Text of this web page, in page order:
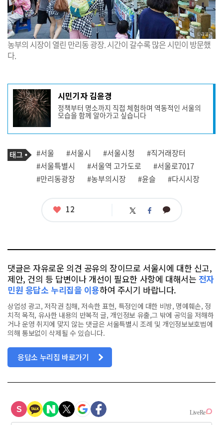
농부의 시장이 열린 만리동 광장. 시간이 갈수록 많은 시민이 방문했
다.
기
사
작
성
자
프
필
시민기자 김윤경
정책부터 명소까지 직접 체험하며 역동적인 서울의
모습을 함께 알아가고 싶습니다
기
사
관
련
태
태
그
#서울 #서울시 #서울시청
#직거래장터
#서울특별시
#서울역 고가도로
#서울로7017
#만리동광장
#농부의시장 #윤슬 #다시시장
좋
12 트 페 카
댓글은 자유로운 의견 공유의 장이므로 서울시에 대한 신고,
제안, 건의 등 답변이나 개선이 필요한 사항에 대해서는 전자
민원 응답소 누리집을 이용하여 주시기 바랍니다.
상업성 광고, 저작권 침해, 저속한 표현, 특정인에 대한 비방, 명예훼손, 정
치적 목적, 유사한 내용의 반복적 글, 개인정보 유출,그 밖에 공익을 저해하
거나 운영 취지에 맞지 않는 댓글은 서울특별시 조례 및 개인정보보호법에
의해 통보없이 삭제될 수 있습니다.
응답소 누리집 바로가기